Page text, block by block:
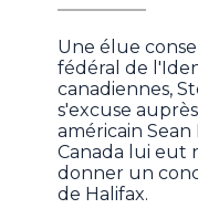
Une élue
fédéral de
canadiennes,
s'excuse
américain
Canada lui eut
donner un
de Halifax.